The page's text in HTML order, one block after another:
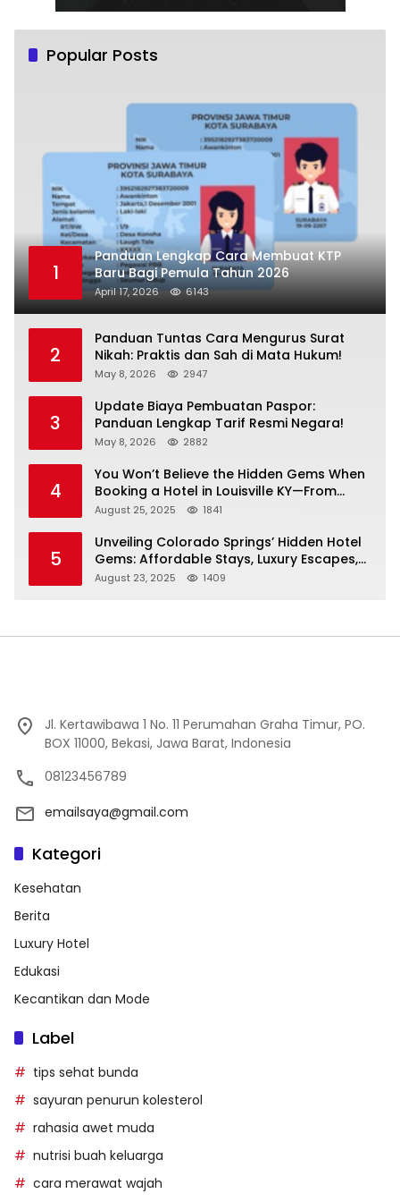
Popular Posts
1
Panduan Lengkap Cara Membuat KTP
Baru Bagi Pemula Tahun 2026
April 17, 2026 6143
2
Panduan Tuntas Cara Mengurus Surat
Nikah: Praktis dan Sah di Mata Hukum!
May 8, 2026 2947
3
Update Biaya Pembuatan Paspor:
Panduan Lengkap Tarif Resmi Negara!
May 8, 2026 2882
4
You Won’t Believe the Hidden Gems When
Booking a Hotel in Louisville KY—From
Cheap to Luxe!
August 25, 2025 1841
5
Unveiling Colorado Springs’ Hidden Hotel
Gems: Affordable Stays, Luxury Escapes,
and Everything In Between!
August 23, 2025 1409
Jl. Kertawibawa 1 No. 11 Perumahan Graha Timur, PO.
BOX 11000, Bekasi, Jawa Barat, Indonesia
08123456789
emailsaya@gmail.com
Kategori
Kesehatan
Berita
Luxury Hotel
Edukasi
Kecantikan dan Mode
Label
tips sehat bunda
sayuran penurun kolesterol
rahasia awet muda
nutrisi buah keluarga
cara merawat wajah